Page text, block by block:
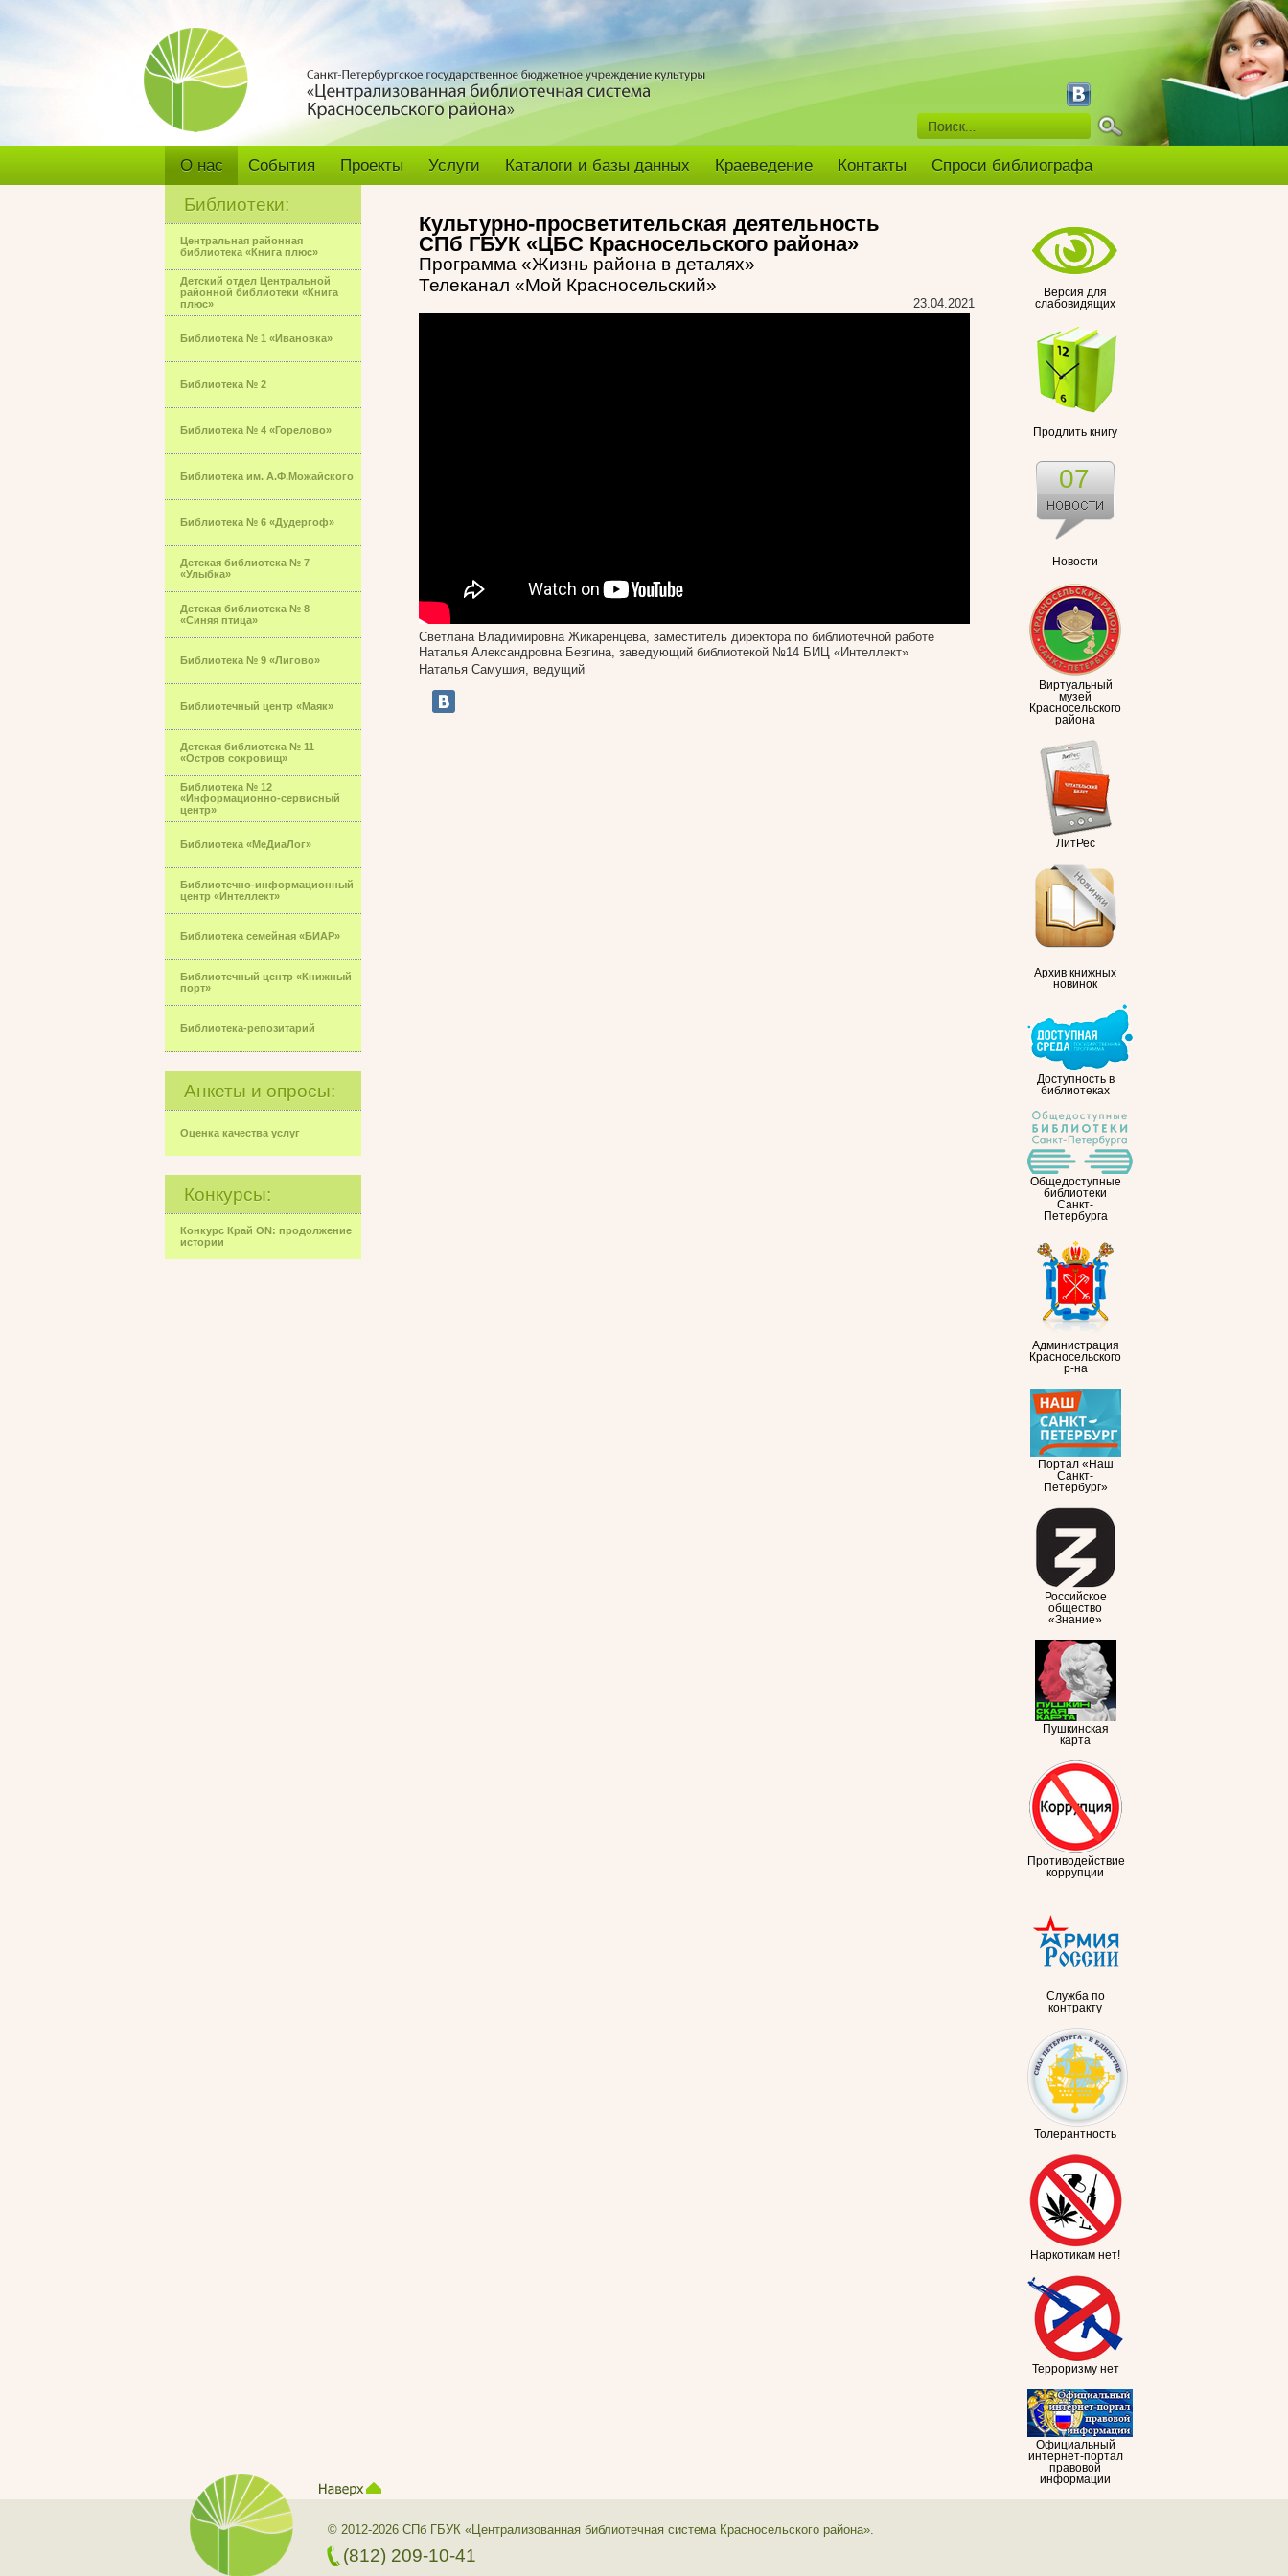
О нас События Проекты Услуги Каталоги и базы данных Краеведение Контакты Спроси библиографа
Библиотеки:
Центральная районная
библиотека «Книга плюс»
Детский отдел Центральной
районной библиотеки «Книга
плюс»
Библиотека № 1 «Ивановка»
Библиотека № 2
Библиотека № 4 «Горелово»
Библиотека им. А.Ф.Можайского
Библиотека № 6 «Дудергоф»
Детская библиотека № 7
«Улыбка»
Детская библиотека № 8
«Синяя птица»
Библиотека № 9 «Лигово»
Библиотечный центр «Маяк»
Детская библиотека № 11
«Остров сокровищ»
Библиотека № 12
«Информационно-сервисный
центр»
Библиотека «МеДиаЛог»
Библиотечно-информационный
центр «Интеллект»
Библиотека семейная «БИАР»
Библиотечный центр «Книжный
порт»
Библиотека-репозитарий
Анкеты и опросы:
Оценка качества услуг
Конкурсы:
Конкурс Край ON: продолжение
истории
Версия для
слабовидящих
Продлить книгу
Новости
07
Виртуальный
музей
Красносельского
района
ЛитРес
Архив книжных
новинок
Доступность в
библиотеках
Общедоступные
библиотеки
Санкт-
Петербурга
Администрация
Красносельского
р-на
Портал «Наш
Санкт-
Петербург»
Российское
общество
«Знание»
Пушкинская
карта
Противодействие
коррупции
Служба по
контракту
Толерантность
Наркотикам нет!
Терроризму нет
Официальный
интернет-портал
правовой
информации
Культурно-просветительская деятельность
СПб ГБУК «ЦБС Красносельского района»
Программа «Жизнь района в деталях»
Телеканал «Мой Красносельский»
23.04.2021
Светлана Владимировна Жикаренцева, заместитель директора по библиотечной работе
Наталья Александровна Безгина, заведующий библиотекой №14 БИЦ «Интеллект»
Наталья Самушия, ведущий
© 2012-2026 СПб ГБУК «Централизованная библиотечная система Красносельского района».
(812) 209-10-41